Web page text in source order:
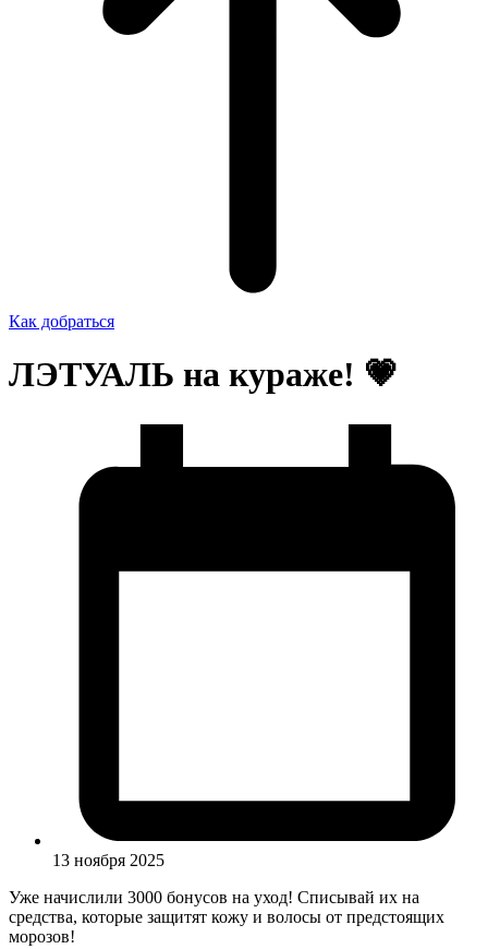
Как добраться
ЛЭТУАЛЬ на кураже! 💗
13 ноября 2025
Уже начислили 3000 бонусов на уход! Списывай их на
средства, которые защитят кожу и волосы от предстоящих
морозов!